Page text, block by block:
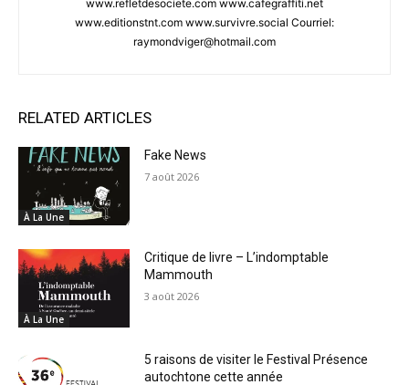
www.refletdesociete.com www.cafegraffiti.net
www.editionstnt.com www.survivre.social Courriel:
raymondviger@hotmail.com
RELATED ARTICLES
À La Une
Fake News
7 août 2026
À La Une
Critique de livre – L’indomptable
Mammouth
3 août 2026
5 raisons de visiter le Festival Présence
autochtone cette année